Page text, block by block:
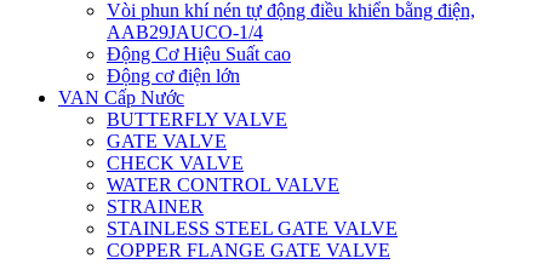
Vòi phun khí nén tự động điều khiển bằng điện,
AAB29JAUCO-1/4
Động Cơ Hiệu Suất cao
Động cơ điện lớn
VAN Cấp Nước
BUTTERFLY VALVE
GATE VALVE
CHECK VALVE
WATER CONTROL VALVE
STRAINER
STAINLESS STEEL GATE VALVE
COPPER FLANGE GATE VALVE